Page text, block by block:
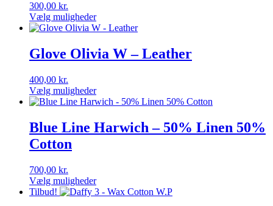
300,00 kr.
Vælg muligheder
Dette
har
flere
Mulighederne
kan
vælges
varesiden
Glove Olivia W – Leather
400,00 kr.
Vælg muligheder
Dette
har
flere
varianter.
kan
vælges
på
varesiden
Blue Line Harwich – 50% Linen 50%
Cotton
700,00 kr.
Vælg muligheder
Dette
Tilbud!